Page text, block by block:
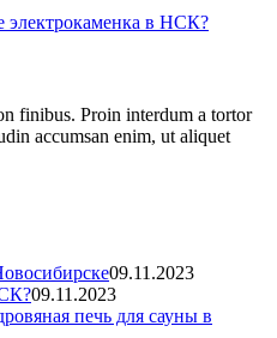
электрокаменка в НСК?
finibus. Proin interdum a tortor
accumsan enim, ut aliquet
09.11.2023
09.11.2023
печь для сауны в